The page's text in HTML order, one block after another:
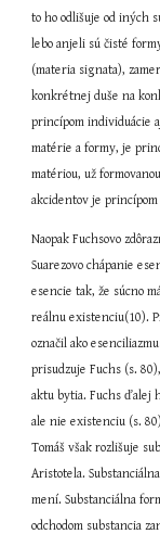
to ho odlišuje od iných
lebo anjeli sú čisté
(materia signata),
konkrétnej duše na
princípom individuácie
matérie a formy, je
matériou, už
akcidentov je
Naopak Fuchsovo
Suarezovo chápanie
esencie tak, že súcno
reálnu existenciu(10).
označil ako
prisudzuje Fuchs (s.
aktu bytia. Fuchs ďalej
ale nie existenciu (s.
Tomáš však rozlišuje
Aristotela.
mení. Substanciálna
odchodom substancia